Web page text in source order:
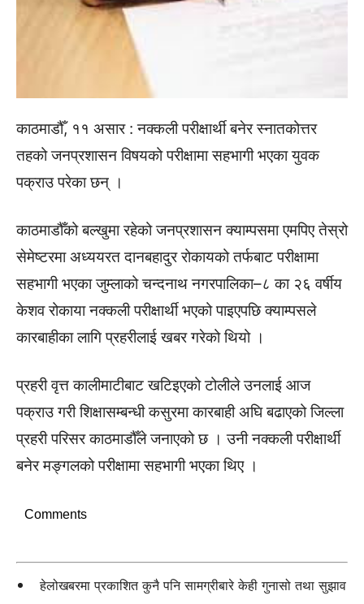
काठमाडौँ, ११ असार : नक्कली परीक्षार्थी बनेर स्नातकोत्तर
तहको जनप्रशासन विषयको परीक्षामा सहभागी भएका युवक
पक्राउ परेका छन् ।
काठमाडौँको बल्खुमा रहेको जनप्रशासन क्याम्पसमा एमपिए तेस्रो
सेमेष्टरमा अध्ययरत दानबहादुर रोकायको तर्फबाट परीक्षामा
सहभागी भएका जुम्लाको चन्दनाथ नगरपालिका–८ का २६ वर्षीय
केशव रोकाया नक्कली परीक्षार्थी भएको पाइएपछि क्याम्पसले
कारबाहीका लागि प्रहरीलाई खबर गरेको थियो ।
प्रहरी वृत्त कालीमाटीबाट खटिइएको टोलीले उनलाई आज
पक्राउ गरी शिक्षासम्बन्धी कसुरमा कारबाही अघि बढाएको जिल्ला
प्रहरी परिसर काठमाडौँले जनाएको छ । उनी नक्कली परीक्षार्थी
बनेर मङ्गलको परीक्षामा सहभागी भएका थिए ।
Comments
हेलोखबरमा प्रकाशित कुनै पनि सामग्रीबारे केही गुनासो तथा सुझाव